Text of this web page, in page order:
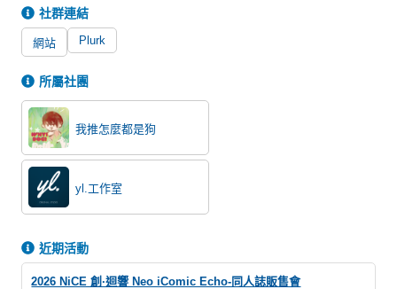
社群連結
網站 Plurk
所屬社團
我推怎麼都是狗
yl.工作室
近期活動
2026 NiCE 創·迴響 Neo iComic Echo-同人誌販售會